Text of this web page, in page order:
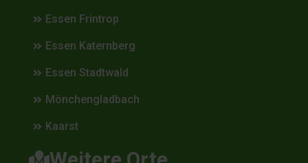
Essen Frintrop
Essen Katernberg
Essen Stadtwald
Mönchengladbach
Kaarst